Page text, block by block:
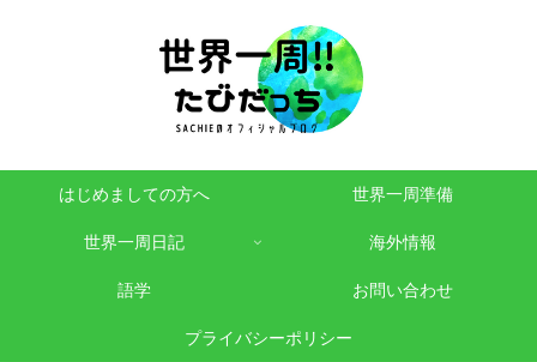
はじめましての方へ 世界一周準備
世界一周日記 海外情報
語学 お問い合わせ
プライバシーポリシー